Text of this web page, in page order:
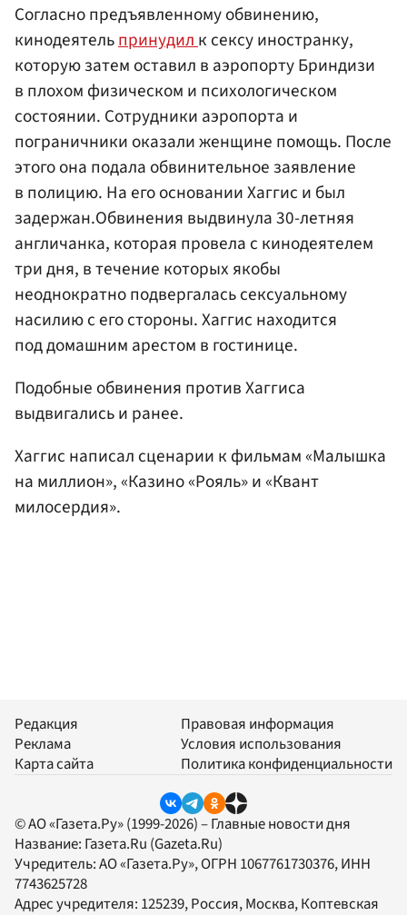
Согласно предъявленному обвинению,
кинодеятельпринудил к сексу иностранку,
которую затем оставил в аэропорту Бриндизи
в плохом физическом и психологическом
состоянии. Сотрудники аэропорта и
пограничники оказали женщине помощь. После
этого она подала обвинительное заявление
в полицию. На его основании Хаггис и был
задержан.Обвинения выдвинула 30-летняя
англичанка, которая провела с кинодеятелем
три дня, в течение которых якобы
неоднократно подвергалась сексуальному
насилию с его стороны. Хаггис находится
под домашним арестом в гостинице.
Подобные обвинения против Хаггиса
выдвигались и ранее.
Хаггис написал сценарии к фильмам «Малышка
на миллион», «Казино «Рояль» и «Квант
милосердия».
Редакция
Реклама
Карта сайта
Правовая информация
Условия использования
Политика конфиденциальности
© АО «Газета.Ру» (1999-2026) – Главные новости дня
Название: Газета.Ru (Gazeta.Ru)
Учредитель:АО «Газета.Ру», ОГРН 1067761730376, ИНН
7743625728
Адрес учредителя: 125239, Россия, Москва, Коптевская